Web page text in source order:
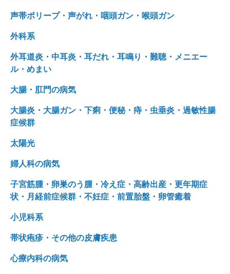
声帯ポリープ・声がれ・咽頭ガン・喉頭ガン
外科系
外耳道炎・中耳炎・耳だれ・耳鳴り・難聴・メニエー
ル・めまい
大腸・肛門の病気
大腸炎・大腸ガン・下痢・便秘・痔・虫垂炎・過敏性腸
症候群
太陽光
婦人科の病気
子宮筋腫・卵巣のう腫・冷え症・高齢出産・更年期症
状・月経前症候群・不妊症・前置胎盤・卵管癒着
小児科系
帯状疱疹・その他の皮膚疾患
心療内科の病気